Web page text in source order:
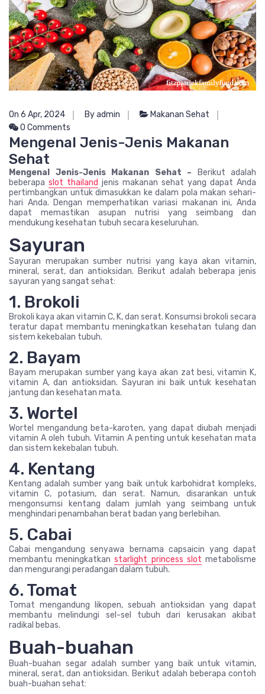
On 6 Apr, 2024 By admin
Makanan Sehat
0 Comments
Mengenal Jenis-Jenis Makanan
Sehat
Mengenal Jenis-Jenis Makanan Sehat – Berikut adalah
beberapa slot thailand jenis makanan sehat yang dapat Anda
pertimbangkan untuk dimasukkan ke dalam pola makan sehari-
hari Anda. Dengan memperhatikan variasi makanan ini, Anda
dapat memastikan asupan nutrisi yang seimbang dan
mendukung kesehatan tubuh secara keseluruhan.
Sayuran
Sayuran merupakan sumber nutrisi yang kaya akan vitamin,
mineral, serat, dan antioksidan. Berikut adalah beberapa jenis
sayuran yang sangat sehat:
1. Brokoli
Brokoli kaya akan vitamin C, K, dan serat. Konsumsi brokoli secara
teratur dapat membantu meningkatkan kesehatan tulang dan
sistem kekebalan tubuh.
2. Bayam
Bayam merupakan sumber yang kaya akan zat besi, vitamin K,
vitamin A, dan antioksidan. Sayuran ini baik untuk kesehatan
jantung dan kesehatan mata.
3. Wortel
Wortel mengandung beta-karoten, yang dapat diubah menjadi
vitamin A oleh tubuh. Vitamin A penting untuk kesehatan mata
dan sistem kekebalan tubuh.
4. Kentang
Kentang adalah sumber yang baik untuk karbohidrat kompleks,
vitamin C, potasium, dan serat. Namun, disarankan untuk
mengonsumsi kentang dalam jumlah yang seimbang untuk
menghindari penambahan berat badan yang berlebihan.
5. Cabai
Cabai mengandung senyawa bernama capsaicin yang dapat
membantu meningkatkanstarlight princess slot metabolisme
dan mengurangi peradangan dalam tubuh.
6. Tomat
Tomat mengandung likopen, sebuah antioksidan yang dapat
membantu melindungi sel-sel tubuh dari kerusakan akibat
radikal bebas.
Buah-buahan
Buah-buahan segar adalah sumber yang baik untuk vitamin,
mineral, serat, dan antioksidan. Berikut adalah beberapa contoh
buah-buahan sehat: